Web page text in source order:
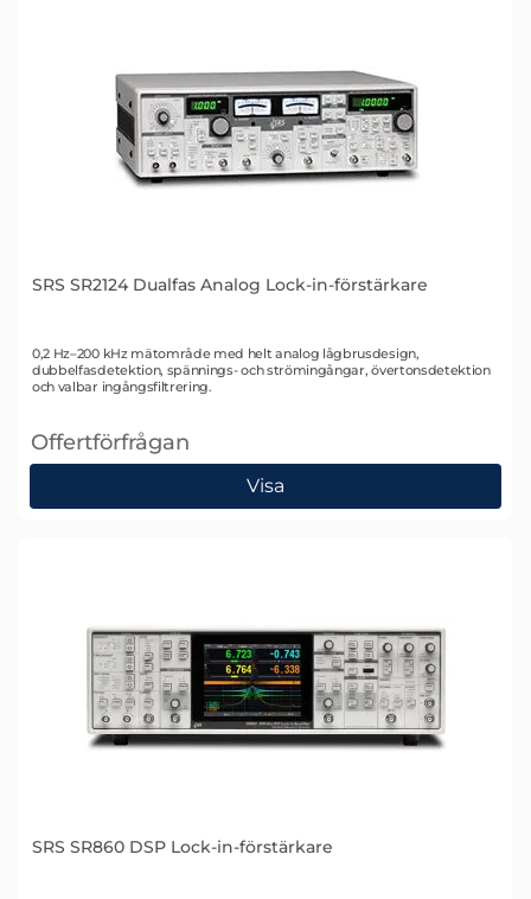
SRS SR2124 Dualfas Analog Lock-in-förstärkare
Art. nr 2046
0,2 Hz–200 kHz mätområde med helt analog lågbrusdesign,
dubbelfasdetektion, spännings- och strömingångar, övertonsdetektion
och valbar ingångsfiltrering.
Offertförfrågan
, SRS SR2124 Dualfas Analog Lock-in-förstärkare
Visa
SRS SR860 DSP Lock-in-förstärkare